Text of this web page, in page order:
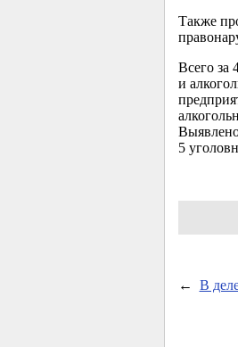
Также
Всего за
и
5
← В